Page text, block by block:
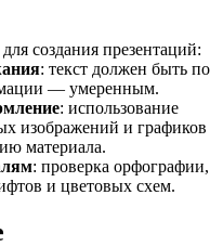
создания презентаций:
: текст должен быть
— умеренным.
: использование
изображений и графиков
материала.
: проверка
и цветовых схем.